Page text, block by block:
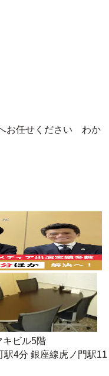
お任せください わか
キビル5階
駅4分 銀座線虎ノ門駅11